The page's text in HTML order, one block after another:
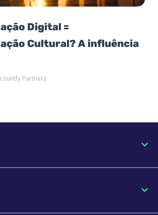
Digital =
Cultural? A influência
Partners